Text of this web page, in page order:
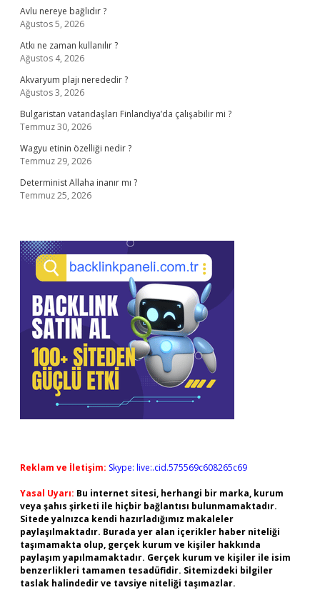
Avlu nereye bağlıdır ?
Ağustos 5, 2026
Atkı ne zaman kullanılır ?
Ağustos 4, 2026
Akvaryum plajı nerededir ?
Ağustos 3, 2026
Bulgaristan vatandaşları Finlandiya’da çalışabilir mi ?
Temmuz 30, 2026
Wagyu etinin özelliği nedir ?
Temmuz 29, 2026
Determinist Allaha inanır mı ?
Temmuz 25, 2026
Reklam ve İletişim: Skype: live:.cid.575569c608265c69
Yasal Uyarı: Bu internet sitesi, herhangi bir marka, kurum
veya şahıs şirketi ile hiçbir bağlantısı bulunmamaktadır.
Sitede yalnızca kendi hazırladığımız makaleler
paylaşılmaktadır. Burada yer alan içerikler haber niteliği
taşımamakta olup, gerçek kurum ve kişiler hakkında
paylaşım yapılmamaktadır. Gerçek kurum ve kişiler ile isim
benzerlikleri tamamen tesadüfidir. Sitemizdeki bilgiler
taslak halindedir ve tavsiye niteliği taşımazlar.